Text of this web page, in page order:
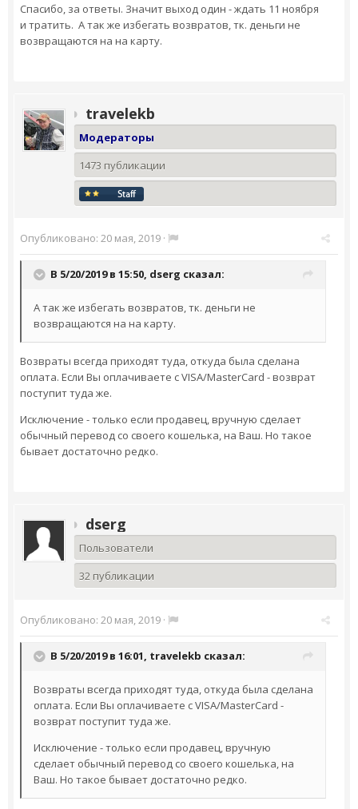
Спасибо, за ответы. Значит выход один - ждать 11 ноября
и тратить. А так же избегать возвратов, тк. деньги не
возвращаются на на карту.
travelekb
Модераторы
1473 публикации
Опубликовано: 20 мая, 2019 ·
В 5/20/2019 в 15:50, dserg сказал:
А так же избегать возвратов, тк. деньги не
возвращаются на на карту.
Возвраты всегда приходят туда, откуда была сделана
оплата. Если Вы оплачиваете с VISA/MasterCard - возврат
поступит туда же.
Исключение - только если продавец, вручную сделает
обычный перевод со своего кошелька, на Ваш. Но такое
бывает достаточно редко.
dserg
Пользователи
32 публикации
Опубликовано: 20 мая, 2019 ·
В 5/20/2019 в 16:01, travelekb сказал:
Возвраты всегда приходят туда, откуда была сделана
оплата. Если Вы оплачиваете с VISA/MasterCard -
возврат поступит туда же.
Исключение - только если продавец, вручную
сделает обычный перевод со своего кошелька, на
Ваш. Но такое бывает достаточно редко.